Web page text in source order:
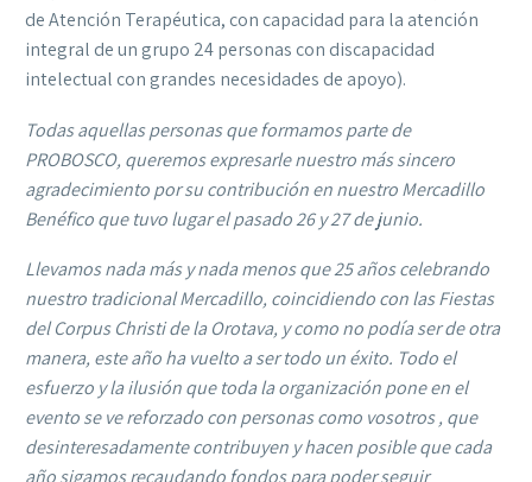
de Atención Terapéutica, con capacidad para la atención
integral de un grupo 24 personas con discapacidad
intelectual con grandes necesidades de apoyo).
Todas aquellas personas que formamos parte de
PROBOSCO, queremos expresarle nuestro más sincero
agradecimiento por su contribución en nuestro Mercadillo
Benéfico que tuvo lugar el pasado 26 y 27 de junio.
Llevamos nada más y nada menos que 25 años celebrando
nuestro tradicional Mercadillo, coincidiendo con las Fiestas
del Corpus Christi de la Orotava, y como no podía ser de otra
manera, este año ha vuelto a ser todo un éxito. Todo el
esfuerzo y la ilusión que toda la organización pone en el
evento se ve reforzado con personas como vosotros , que
desinteresadamente contribuyen y hacen posible que cada
año sigamos recaudando fondos para poder seguir